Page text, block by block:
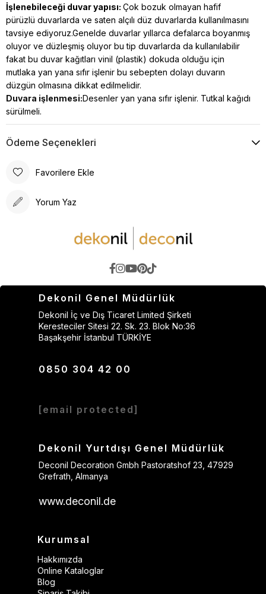
İşlenebileceği duvar yapısı: Çok bozuk olmayan hafif
pürüzlü duvarlarda ve saten alçılı düz duvarlarda kullanılmasını
tavsiye ediyoruz.Genelde duvarlar yıllarca defalarca boyanmış
oluyor ve düzleşmiş oluyor bu tip duvarlarda da kullanılabilir
fakat bu duvar kağıtları vinil (plastik) dokuda olduğu için
mutlaka yan yana sıfır işlenir bu sebepten dolayı duvarın
düzgün olmasına dikkat edilmelidir.
Duvara işlenmesi:Desenler yan yana sıfır işlenir. Tutkal kağıdı
sürülmeli.
Ödeme Seçenekleri
Favorilere Ekle
Yorum Yaz
Dekonil Genel Müdürlük
Dekonil İç ve Dış Ticaret Limited Şirketi
Keresteciler Sitesi 22. Sk. 23. Blok No:36
Başakşehir İstanbul TÜRKİYE
0850 304 42 00
[email protected]
Dekonil Yurtdışı Genel Müdürlük
Deconil Decoration Gmbh Pastoratshof 23, 47929
Grefrath, Almanya
www.deconil.de
Kurumsal
Hakkımızda
Online Kataloglar
Blog